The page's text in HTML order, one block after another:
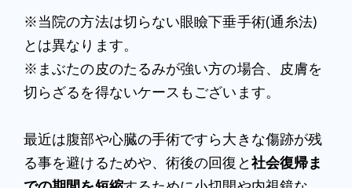
※当院の方法は切らない眼瞼下垂手術(通糸法)
とは異なります。
※まぶたの皮のたるみが強い方の場合、皮膚を
切らざるを得ないケースもございます。
最近は腹部や心臓の手術ですら大きな傷跡が残
る事を避けるためや、術後の回復と社会復帰ま